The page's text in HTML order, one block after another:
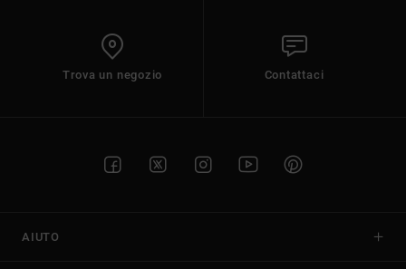
Trova un negozio Contattaci
AIUTO